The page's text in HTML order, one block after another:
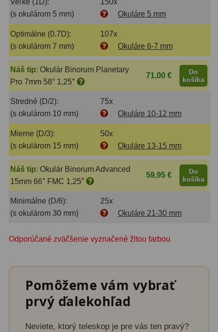
Rotátory34
Komponenty 78
Helical výťahy11
Okulárové výtahy 44
Adaptéry k okulárovým
výťahom
Primárne zrkadlá
Sekundárne zrkadlá
Binokulárne286
Vodeodolné13
Turistika a cestovanie149
Astronomické44
Veľké (1D):
150x
(s okulárom 5 mm)
Okuláre 5 mm
Optimálne (0.7D):
107x
(s okulárom 7 mm)
Okuláre 6-7 mm
Náš tip: Okulár Binorum Planetary
Pro 7mm 58° 1,25″
71,00 €
Do
košíka
Stredné (D/2):
75x
(s okulárom 10 mm)
Okuláre 10-12 mm
Mierne (D/3):
50x
(s okulárom 15 mm)
Okuláre 13-15 mm
Náš tip: Okulár Binorum Advanced
15mm 66° FMC 1,25″
59,95 €
Do
košíka
Minimálne (D/6):
25x
(s okulárom 30 mm)
Okuláre 21-30 mm
Odporúčané zväčšenie vyznačené žltou farbou
Pomôžeme vám vybrať
prvý ďalekohľad
Neviete, ktorý teleskop je pre vás ten pravý?